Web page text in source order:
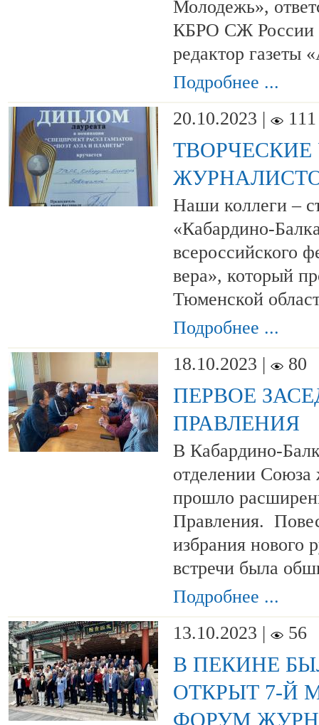
Молодежь»,
КБРО СЖ России
редактор газеты
Подробнее ...
20.10.2023 |
111
Наши коллеги –
«Кабардино-
всероссийского
вера», который
Тюменской
Подробнее ...
18.10.2023 |
80
ПЕРВОЕ
ПРАВЛЕНИЯ
В Кабардино-
отделении Союза
прошло
Правления.
избрания нового
встречи была
Подробнее ...
13.10.2023 |
56
В ПЕКИНЕ
ОТКРЫТ 7-Й
ФОРУМ